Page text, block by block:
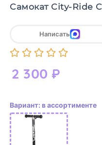
Cамокат City-Ride
2 300 ₽
Написать
Вариант: в ассортименте